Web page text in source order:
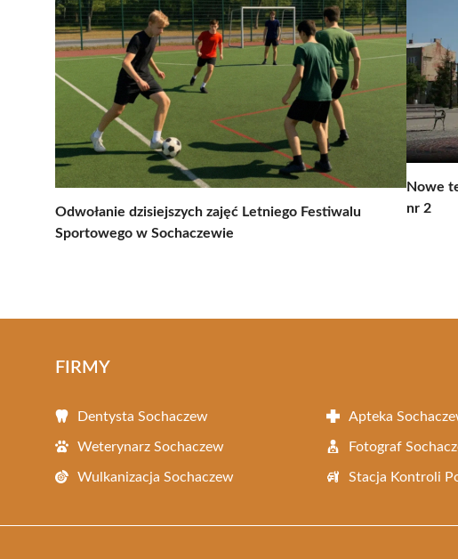
Odwołanie dzisiejszych zajęć Letniego Festiwalu
Sportowego w Sochaczewie
Nowe
nr 2
FIRMY
Dentysta Sochaczew Apteka
Weterynarz Sochaczew Fotograf
Wulkanizacja Sochaczew Stacja Kontroli